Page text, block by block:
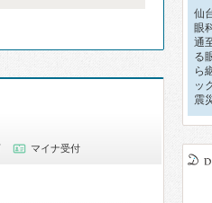
マイナ受付
仙
眼
通
る
ら
ッ
震